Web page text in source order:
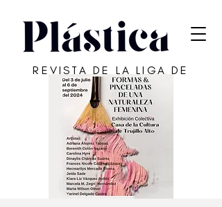
REVISTA DE LA LIGA DE
ARTE DE SAN JUAN